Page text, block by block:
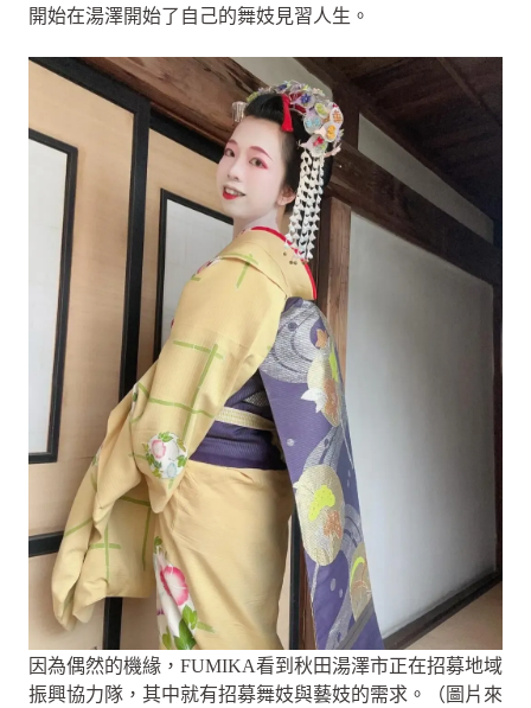
開始在湯澤開始了自己的舞妓見習人生。
因為偶然的機緣，FUMIKA看到秋田湯澤市正在招募地域
振興協力隊，其中就有招募舞妓與藝妓的需求。（圖片來